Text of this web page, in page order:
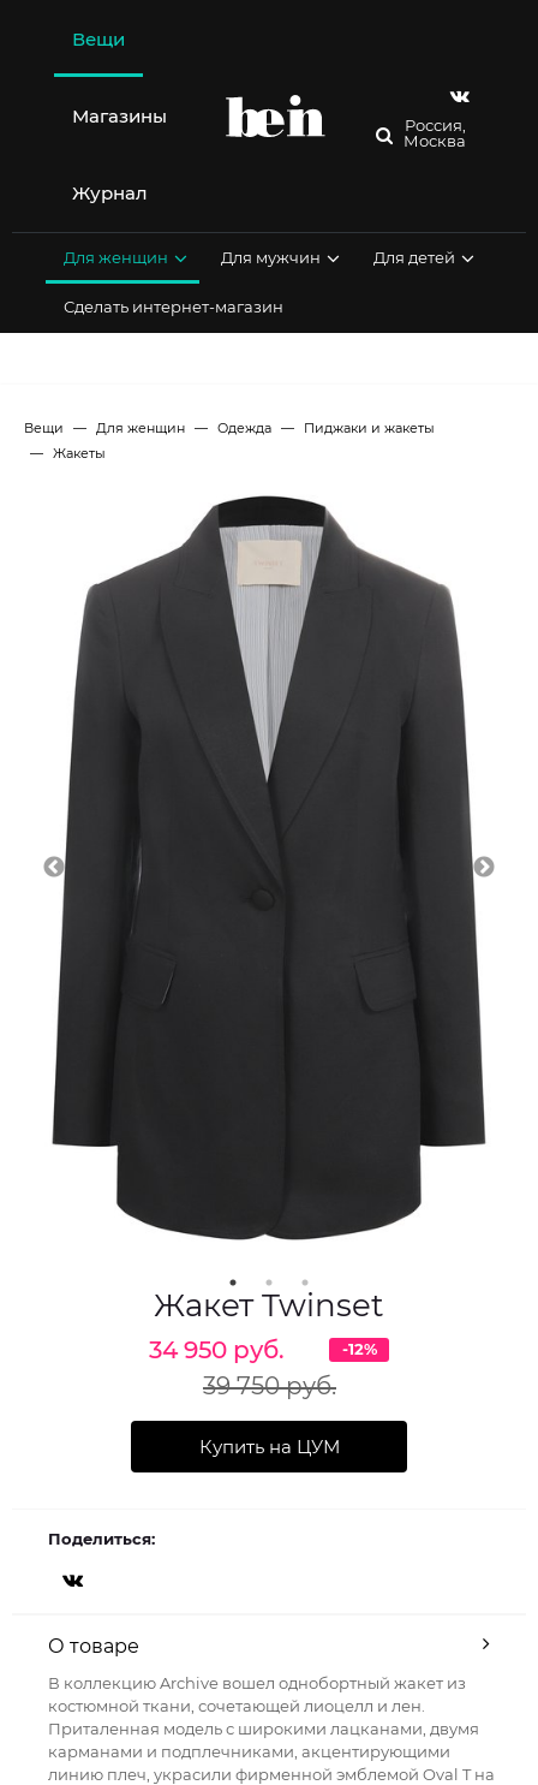
содержимому
Вещи
Магазины
Журнал
Россия,
Москва
Для женщин Для мужчин Для детей
Сделать интернет-магазин
Вещи Для женщин Одежда
Пиджаки и жакеты
Жакеты
Жакет Twinset
34 950 руб.
39 750 руб.
-12%
Купить на ЦУМ
Поделиться:
О товаре
В коллекцию Archive вошел однобортный жакет из
костюмной ткани, сочетающей лиоцелл и лен.
Приталенная модель с широкими лацканами, двумя
карманами и подплечниками, акцентирующими
линию плеч, украсили фирменной эмблемой Oval T на